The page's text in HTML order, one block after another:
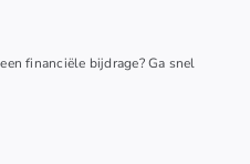
financiële bijdrage? Ga snel